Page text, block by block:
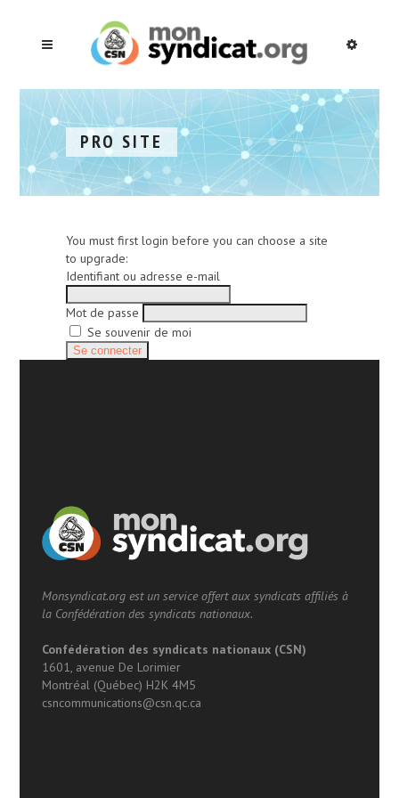
PRO SITE
You must first login before you can choose a site
to upgrade:
Identifiant ou adresse e-mail
Mot de passe
Se souvenir de moi
Monsyndicat.org est un service offert aux syndicats affiliés à
la Confédération des syndicats nationaux.
Confédération des syndicats nationaux (CSN)
1601, avenue De Lorimier
Montréal (Québec) H2K 4M5
csncommunications@csn.qc.ca